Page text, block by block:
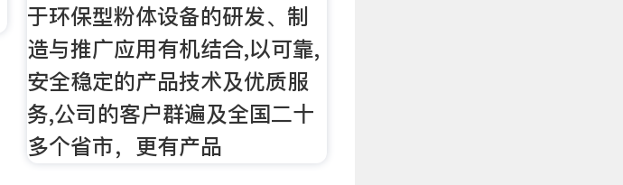
于环保型粉体设备的研发、制
造与推广应用有机结合,以可靠,
安全稳定的产品技术及优质服
务,公司的客户群遍及全国二十
多个省市，更有产品